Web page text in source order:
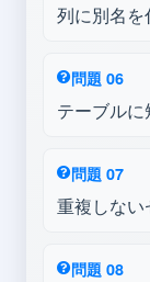
列に別名を
問題 06
テーブル
問題 07
重複しない
問題 08